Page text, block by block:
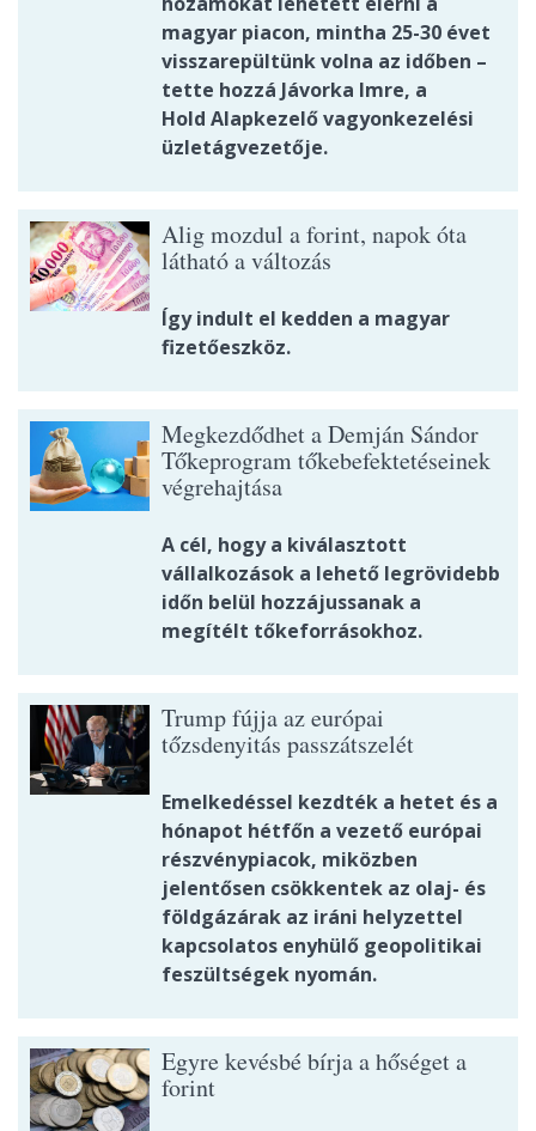
magyar piacon, mintha 25-30 évet
visszarepültünk volna az időben –
tette hozzá Jávorka Imre, a
Hold Alapkezelő vagyonkezelési
üzletágvezetője.
Alig mozdul a forint, napok óta
látható a változás
Így indult el kedden a magyar
fizetőeszköz.
Megkezdődhet a Demján Sándor
Tőkeprogram tőkebefektetéseinek
végrehajtása
A cél, hogy a kiválasztott
vállalkozások a lehető legrövidebb
időn belül hozzájussanak a
megítélt tőkeforrásokhoz.
Trump fújja az európai
tőzsdenyitás passzátszelét
Emelkedéssel kezdték a hetet és a
hónapot hétfőn a vezető európai
részvénypiacok, miközben
jelentősen csökkentek az olaj- és
földgázárak az iráni helyzettel
kapcsolatos enyhülő geopolitikai
feszültségek nyomán.
Egyre kevésbé bírja a hőséget a
forint